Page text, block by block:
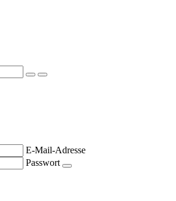
E-Mail-Adresse
Passwort